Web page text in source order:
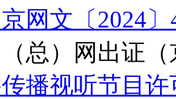
网文〔2024〕
总）网出证（
播视听节目许